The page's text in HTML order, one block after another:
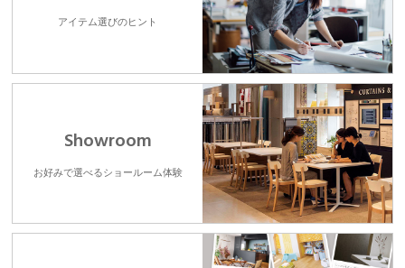
アイテム選びのヒント
Showroom
お好みで選べるショールーム体験